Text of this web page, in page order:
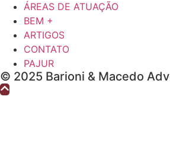
ÁREAS DE ATUAÇÃO
BEM +
ARTIGOS
CONTATO
PAJUR
© 2025 Barioni & Macedo